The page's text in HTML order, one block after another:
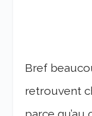
Bref
retrouvent